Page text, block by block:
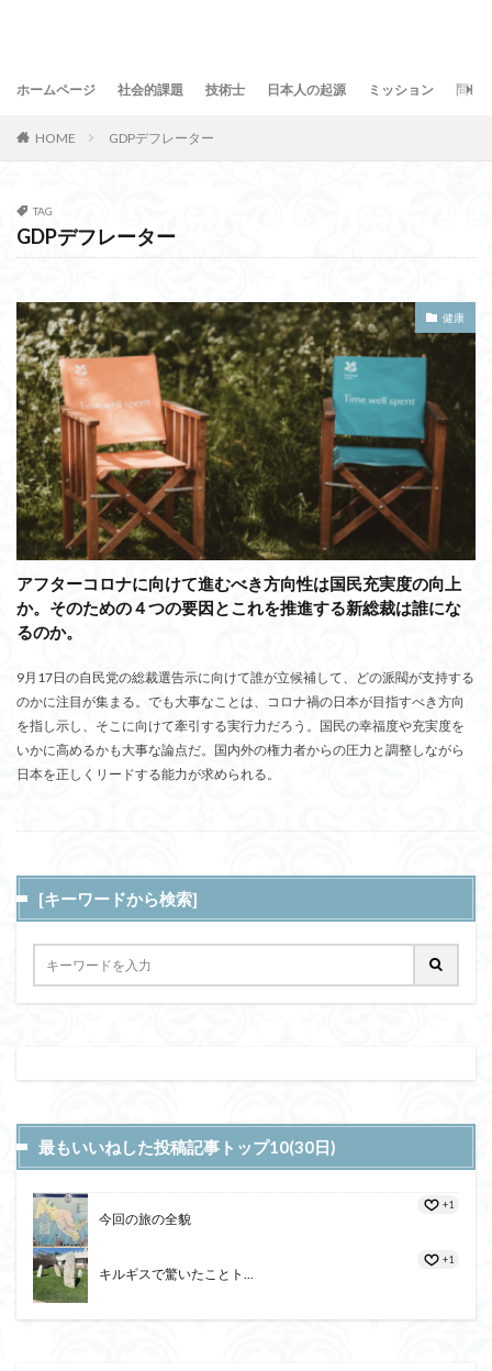
ホームページ 社会的課題 技術士 日本人の起源 ミッション 問合
HOME GDPデフレーター
TAG
GDPデフレーター
健康
アフターコロナに向けて進むべき方向性は国民充実度の向上
か。そのための４つの要因とこれを推進する新総裁は誰にな
るのか。
9月17日の自民党の総裁選告示に向けて誰が立候補して、どの派閥が支持する
のかに注目が集まる。でも大事なことは、コロナ禍の日本が目指すべき方向
を指し示し、そこに向けて牽引する実行力だろう。国民の幸福度や充実度を
いかに高めるかも大事な論点だ。国内外の権力者からの圧力と調整しながら
日本を正しくリードする能力が求められる。
[キーワードから検索]
最もいいねした投稿記事トップ10(30日)
今回の旅の全貌
+1
キルギスで驚いたことト...
+1